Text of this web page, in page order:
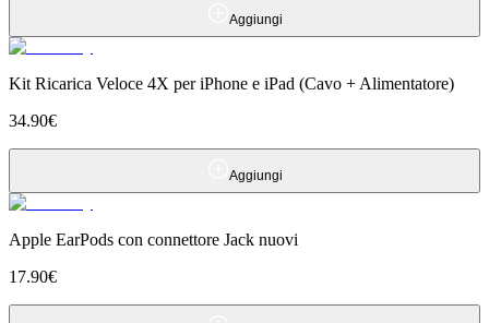
Aggiungi
Kit Ricarica Veloce 4X per iPhone e iPad (Cavo + Alimentatore)
34.90€
Aggiungi
Apple EarPods con connettore Jack nuovi
17.90€